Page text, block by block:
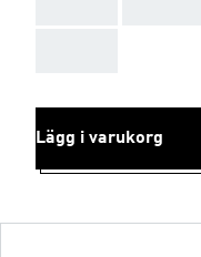
Lägg i varukorg